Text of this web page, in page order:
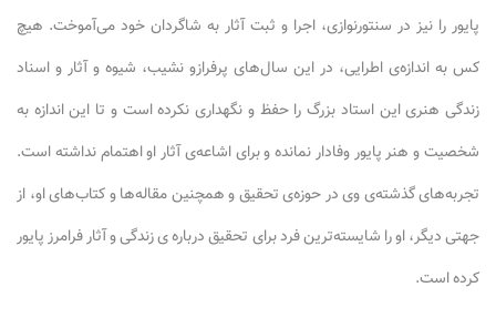
پایور را نیز در سنتورنوازی، اجرا و ثبت آثار به شاگردان خود می‌آموخت. هیچ
کس به اندازه‌ی اطرایی، در این سال‌های پرفرازو نشیب، شیوه و آثار و اسناد
زندگی هنری این استاد بزرگ را حفظ و نگهداری نکرده است و تا این اندازه به
شخصیت و هنر پایور وفادار نمانده و برای اشاعه‌ی آثار او اهتمام نداشته است.
تجربه‌های گذشته‌ی وی در حوزه‌ی تحقیق و همچنین مقاله‌ها و کتاب‌های او، از
جهتی دیگر، او را شایسته‌ترین فرد برای تحقیق درباره ی زندگی و آثار فرامرز پایور
کرده است.